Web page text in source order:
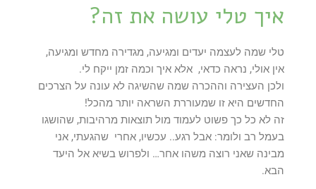
איך טלי עושה את זה?
טלי שמה לעצמה יעדים ומגיעה, מגדירה מחדש ומגיעה,
אין אולי, נראה כדאי, אלא איך וכמה זמן ייקח לי.
ולכן העצירה וההכרה שמה שהשיגה לא עונה על הצרכים
החדשים היא זו שמעוררת השראה יותר מהכל!
זה לא כל כך פשוט לעמוד מול תוצאות מרהיבות, שהושגו
בעמל רב ולומר: אבל רגע.. עכשיו, אחרי שהגעתי, אני
מבינה שאני רוצה משהו אחר… ולפרוש בשיא אל היעד
הבא.